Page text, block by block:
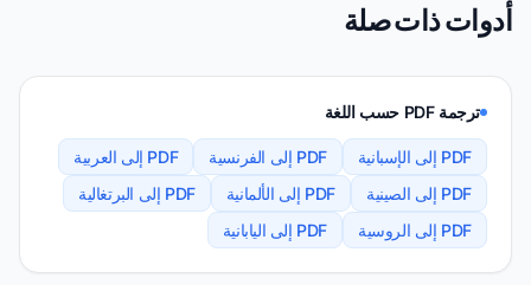
أدوات ذات صلة
ترجمة PDF حسب اللغة
PDF إلى الإسبانية PDF إلى الفرنسية
PDF إلى العربية
PDF إلى الصينية
PDF إلى الألمانية
PDF إلى البرتغالية
PDF إلى الروسية
PDF إلى اليابانية